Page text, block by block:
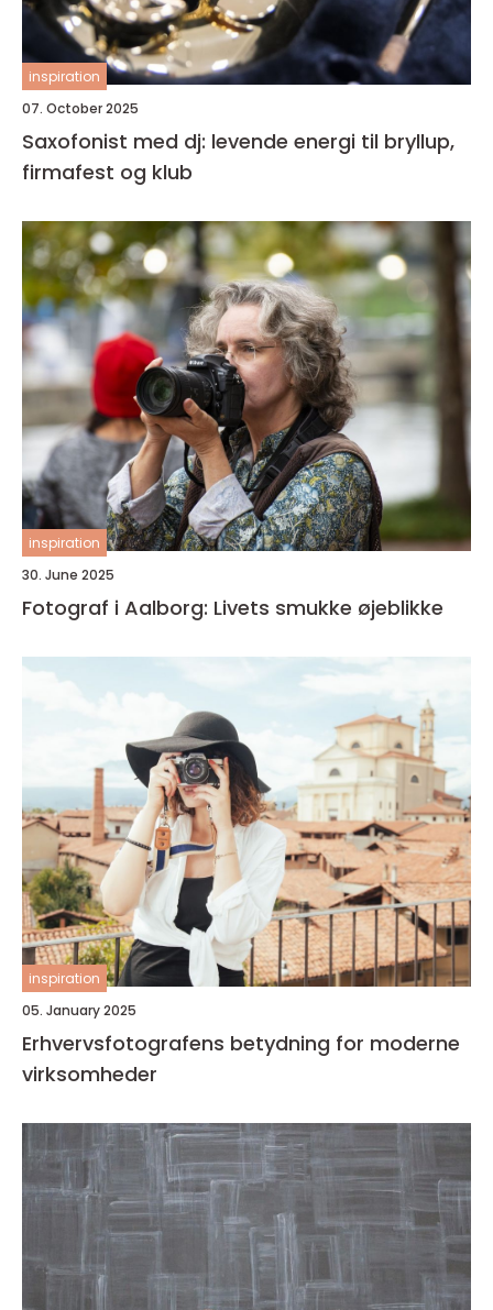
inspiration
07. October 2025
Saxofonist med dj: levende energi til bryllup,
firmafest og klub
inspiration
30. June 2025
Fotograf i Aalborg: Livets smukke øjeblikke
inspiration
05. January 2025
Erhvervsfotografens betydning for moderne
virksomheder